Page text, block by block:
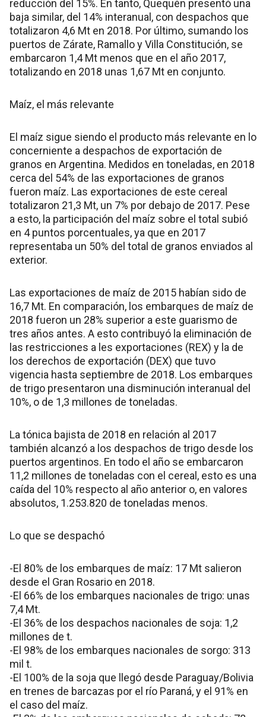
reducción del 15%. En tanto, Quequén presentó una
baja similar, del 14% interanual, con despachos que
totalizaron 4,6 Mt en 2018. Por último, sumando los
puertos de Zárate, Ramallo y Villa Constitución, se
embarcaron 1,4 Mt menos que en el año 2017,
totalizando en 2018 unas 1,67 Mt en conjunto.
Maíz, el más relevante
El maíz sigue siendo el producto más relevante en lo
concerniente a despachos de exportación de
granos en Argentina. Medidos en toneladas, en 2018
cerca del 54% de las exportaciones de granos
fueron maíz. Las exportaciones de este cereal
totalizaron 21,3 Mt, un 7% por debajo de 2017. Pese
a esto, la participación del maíz sobre el total subió
en 4 puntos porcentuales, ya que en 2017
representaba un 50% del total de granos enviados al
exterior.
Las exportaciones de maíz de 2015 habían sido de
16,7 Mt. En comparación, los embarques de maíz de
2018 fueron un 28% superior a este guarismo de
tres años antes. A esto contribuyó la eliminación de
las restricciones a les exportaciones (REX) y la de
los derechos de exportación (DEX) que tuvo
vigencia hasta septiembre de 2018. Los embarques
de trigo presentaron una disminución interanual del
10%, o de 1,3 millones de toneladas.
La tónica bajista de 2018 en relación al 2017
también alcanzó a los despachos de trigo desde los
puertos argentinos. En todo el año se embarcaron
11,2 millones de toneladas con el cereal, esto es una
caída del 10% respecto al año anterior o, en valores
absolutos, 1.253.820 de toneladas menos.
Lo que se despachó
-El 80% de los embarques de maíz: 17 Mt salieron
desde el Gran Rosario en 2018.
-El 66% de los embarques nacionales de trigo: unas
7,4 Mt.
-El 36% de los despachos nacionales de soja: 1,2
millones de t.
-El 98% de los embarques nacionales de sorgo: 313
mil t.
-El 100% de la soja que llegó desde Paraguay/Bolivia
en trenes de barcazas por el río Paraná, y el 91% en
el caso del maíz.